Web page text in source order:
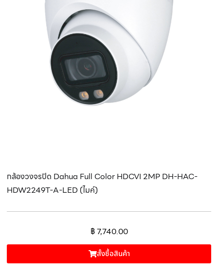
กล้องวงจรปิด Dahua Full Color HDCVI 2MP DH-HAC-
HDW2249T-A-LED (ไมค์)
฿7,740.00
สั้งซื้อสินค้า